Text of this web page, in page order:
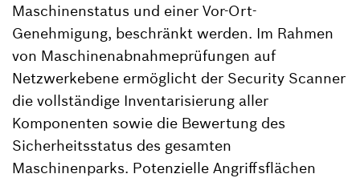
Maschinenstatus und einer Vor-Ort-
Genehmigung, beschränkt werden. Im Rahmen
von Maschinenabnahmeprüfungen auf
Netzwerkebene ermöglicht der Security Scanner
die vollständige Inventarisierung aller
Komponenten sowie die Bewertung des
Sicherheitsstatus des gesamten
Maschinenparks. Potenzielle Angriffsflächen